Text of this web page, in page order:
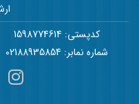
کدپستی: 1598774614
شماره نمابر: 02188935854